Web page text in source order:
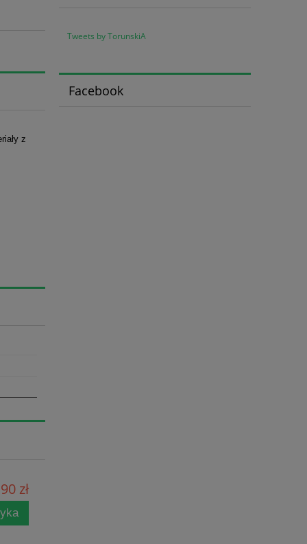
z
zł
Tweets by TorunskiA
Facebook